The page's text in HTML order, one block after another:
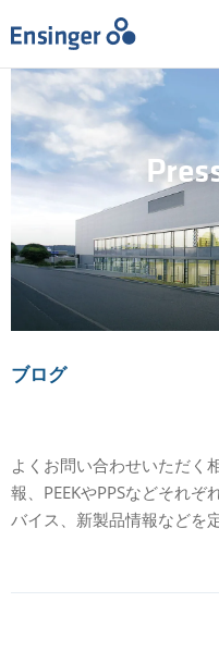
お問い合わせリス
ホ
ー
ム
ブログ
よくお問い合わせいただく
報、PEEKやPPSなどそれ
バイス、新製品情報などを